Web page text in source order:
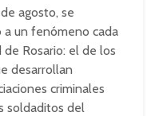
agosto, se
un fenómeno cada
Rosario: el de los
desarrollan
criminales
soldaditos del